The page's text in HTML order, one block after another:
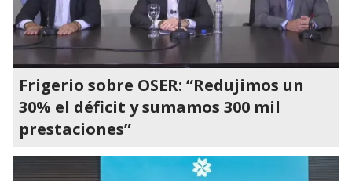
Frigerio sobre OSER: “Redujimos un
30% el déficit y sumamos 300 mil
prestaciones”